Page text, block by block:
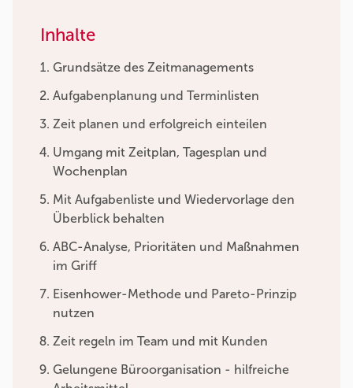
Inhalte
Grundsätze des Zeitmanagements
Aufgabenplanung und Terminlisten
Zeit planen und erfolgreich einteilen
Umgang mit Zeitplan, Tagesplan und
Wochenplan
Mit Aufgabenliste und Wiedervorlage den
Überblick behalten
ABC-Analyse, Prioritäten und Maßnahmen
im Griff
Eisenhower-Methode und Pareto-Prinzip
nutzen
Zeit regeln im Team und mit Kunden
Gelungene Büroorganisation - hilfreiche